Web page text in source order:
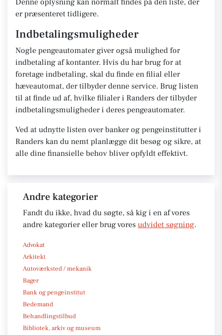
er præsenteret tidligere.
Indbetalingsmuligheder
Nogle pengeautomater giver også mulighed for
indbetaling af kontanter. Hvis du har brug for at
foretage indbetaling, skal du finde en filial eller
hæveautomat, der tilbyder denne service. Brug listen
til at finde ud af, hvilke filialer i Randers der tilbyder
indbetalingsmuligheder i deres pengeautomater.
Ved at udnytte listen over banker og pengeinstitutter i
Randers kan du nemt planlægge dit besøg og sikre, at
alle dine finansielle behov bliver opfyldt effektivt.
Andre kategorier
Fandt du ikke, hvad du søgte, så kig i en af vores
andre kategorier eller brug vores udvidet søgning.
Advokat
Arkitekt
Autoværksted / mekanik
Bager
Bank og pengeinstitut
Bedemand
Behandlingstilbud
Bibliotek, arkiv og museum